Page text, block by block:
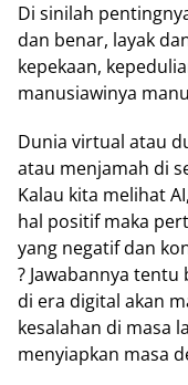
Di sinilah
dan benar, layak
kepekaan,
manusiawinya
Dunia virtual atau
atau menjamah di
Kalau kita melihat
hal positif maka
yang negatif dan
? Jawabannya
di era digital akan
kesalahan di masa
menyiapkan masa